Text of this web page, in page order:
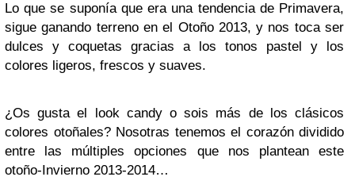
Lo que se suponía que era una tendencia de Primavera,
sigue ganando terreno en el Otoño 2013, y nos toca ser
dulces y coquetas gracias a los tonos pastel y los
colores ligeros, frescos y suaves.
¿Os gusta el look candy o sois más de los clásicos
colores otoñales? Nosotras tenemos el corazón dividido
entre las múltiples opciones que nos plantean este
otoño-Invierno 2013-2014…